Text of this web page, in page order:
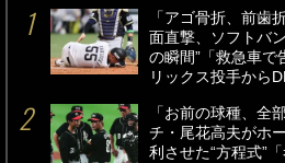
「アゴ骨折、前
面直撃、ソフトバ
の瞬間”「救急車で
リックス投手から
「お前の球種、全
チ・尾花高夫がホ
利させた“方程式”